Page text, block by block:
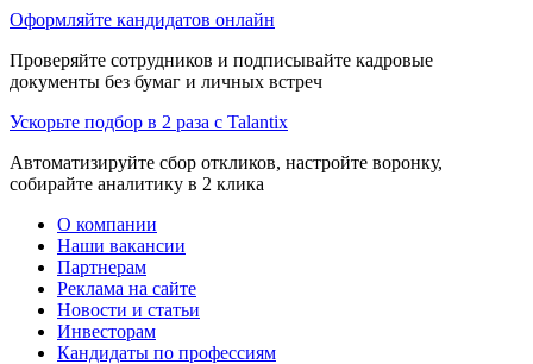
Оформляйте кандидатов онлайн
Проверяйте сотрудников и подписывайте кадровые
документы без бумаг и личных встреч
Ускорьте подбор в 2 раза с Talantix
Автоматизируйте сбор откликов, настройте воронку,
собирайте аналитику в 2 клика
О компании
Наши вакансии
Партнерам
Реклама на сайте
Новости и статьи
Инвесторам
Кандидаты по профессиям